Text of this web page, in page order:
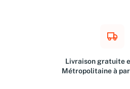
Livraison gratuite
Métropolitaine à